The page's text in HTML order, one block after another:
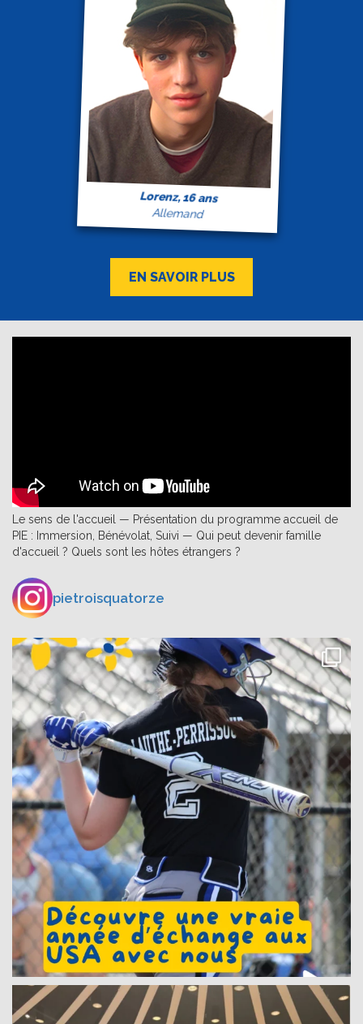
Lorenz, 16 ans
Allemand
EN SAVOIR PLUS
Le sens de l'accueil — Présentation du programme accueil de
PIE : Immersion, Bénévolat, Suivi — Qui peut devenir famille
d'accueil ? Quels sont les hôtes étrangers ?
pietroisquatorze